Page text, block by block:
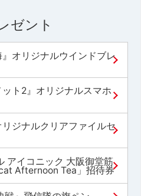
ゼント
オリジナルウインドブレ
ト2』オリジナルスマホ
ジナルクリアファイルセ
アイコニック 大阪御堂筋
Afternoon Tea」招待券